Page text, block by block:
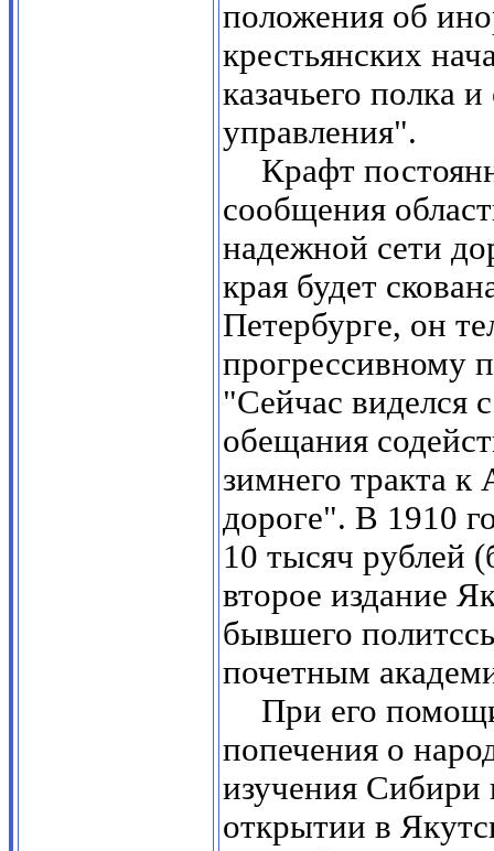
положения об
крестьянских
казачьего полка
управления".
Крафт
сообщения
надежной сети
края будет
Петербурге, он
прогрессивному
"Сейчас виделся
обещания
зимнего тракта
дороге". В 1910
10 тысяч рублей
второе издание
бывшего
почетным
При его
попечения о
изучения
открытии в